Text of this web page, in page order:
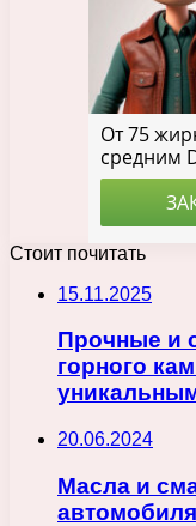
Стоит почитать
15.11.2025
Прочные и
горного
20.06.2024
Масла и